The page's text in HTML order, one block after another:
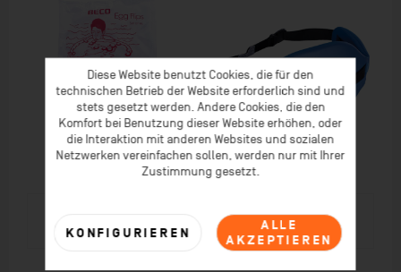
€ 22,00 *
€ 32,00 *
ZUM PRODUKT
Diese Website benutzt Cookies, die für den
technischen Betrieb der Website erforderlich sind und
stets gesetzt werden. Andere Cookies, die den
Komfort bei Benutzung dieser Website erhöhen, oder
die Interaktion mit anderen Websites und sozialen
Netzwerken vereinfachen sollen, werden nur mit Ihrer
Zustimmung gesetzt.
ALLE
AKZEPTIEREN
KONFIGURIEREN